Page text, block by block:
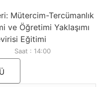
Mütercim-Tercümanlık
ve Öğretimi Yaklaşımı
Eğitimi
Saat : 14:00